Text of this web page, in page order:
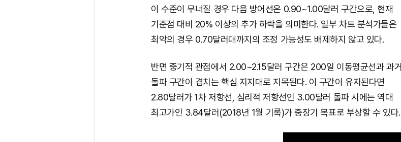
이 수준이 무너질 경우 다음 방어선은 0.90~1.00달러 구간으로, 현재
기준점 대비 20% 이상의 추가 하락을 의미한다. 일부 차트 분석가들은
최악의 경우 0.70달러대까지의 조정 가능성도 배제하지 않고 있다.
반면 중기적 관점에서 2.00~2.15달러 구간은 200일 이동평균선과 과거
돌파 구간이 겹치는 핵심 지지대로 지목된다. 이 구간이 유지된다면
2.80달러가 1차 저항선, 심리적 저항선인 3.00달러 돌파 시에는 역대
최고가인 3.84달러(2018년 1월 기록)가 중장기 목표로 부상할 수 있다.